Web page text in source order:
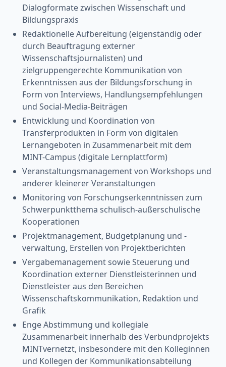
Dialogformate zwischen Wissenschaft und
Bildungspraxis
Redaktionelle Aufbereitung (eigenständig oder
durch Beauftragung externer
Wissenschaftsjournalisten) und
zielgruppengerechte Kommunikation von
Erkenntnissen aus der Bildungsforschung in
Form von Interviews, Handlungsempfehlungen
und Social-Media-Beiträgen
Entwicklung und Koordination von
Transferprodukten in Form von digitalen
Lernangeboten in Zusammenarbeit mit dem
MINT-Campus (digitale Lernplattform)
Veranstaltungsmanagement von Workshops und
anderer kleinerer Veranstaltungen
Monitoring von Forschungserkenntnissen zum
Schwerpunktthema schulisch-außerschulische
Kooperationen
Projektmanagement, Budgetplanung und -
verwaltung, Erstellen von Projektberichten
Vergabemanagement sowie Steuerung und
Koordination externer Dienstleisterinnen und
Dienstleister aus den Bereichen
Wissenschaftskommunikation, Redaktion und
Grafik
Enge Abstimmung und kollegiale
Zusammenarbeit innerhalb des Verbundprojekts
MINTvernetzt, insbesondere mit den Kolleginnen
und Kollegen der Kommunikationsabteilung